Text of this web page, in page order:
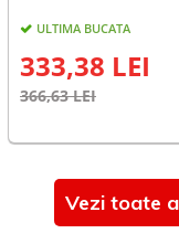
ULTIMA BUCATA
333,38 LEI
366,63 LEI
Vezi toate